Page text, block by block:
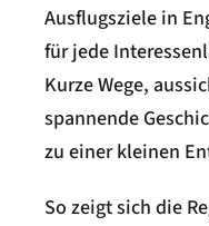
Ausflugsziele in
für jede
Kurze Wege,
spannende
zu einer kleinen
So zeigt sich die